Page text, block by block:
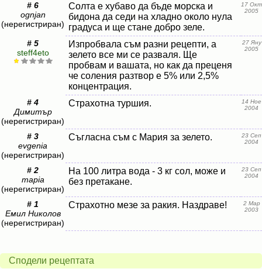
# 6
ognjan
(нерегистриран)
Солта е хубаво да бъде морска и
бидона да седи на хладно около нула
градуса и ще стане добро зеле.
17 Окт
2005
# 5
steff4eto
Изпробвала съм разни рецепти, а
зелето все ми се разваля. Ще
пробвам и вашата, но как да преценя
че соления разтвор е 5% или 2,5%
концентрация.
27 Яну
2005
# 4
Димитър
(нерегистриран)
Страхотна туршия.
14 Ное
2004
# 3
evgenia
(нерегистриран)
Съгласна съм с Мария за зелето.
23 Сеп
2004
# 2
mapia
(нерегистриран)
На 100 литра вода - 3 кг сол, може и
без претакане.
23 Сеп
2004
# 1
Емил Николов
(нерегистриран)
Страхотно мезе за ракия. Наздраве!
2 Мар
2003
Сподели рецептата